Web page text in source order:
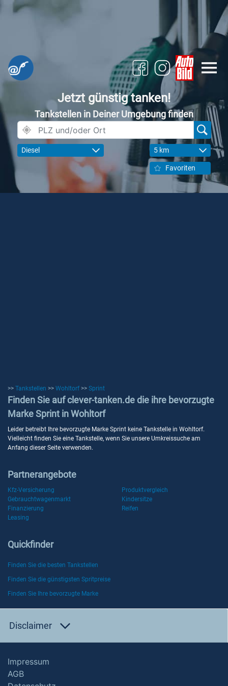
Jetzt günstig tanken!
Tankstellen in Deiner Umgebung finden
Diesel 5 km
Favoriten
>> Tankstellen >> Wohltorf >> Sprint
Finden Sie auf clever-tanken.de die ihre bevorzugte
Marke Sprint in Wohltorf
Leider betreibt Ihre bevorzugte Marke Sprint keine Tankstelle in Wohltorf.
Vielleicht finden Sie eine Tankstelle, wenn Sie unsere Umkreissuche am
Anfang dieser Seite verwenden.
Partnerangebote
Kfz-Versicherung
Produktvergleich
Gebrauchtwagenmarkt
Kindersitze
Finanzierung
Reifen
Leasing
Quickfinder
Finden Sie die besten Tankstellen
Finden Sie die günstigsten Spritpreise
Finden Sie Ihre bevorzugte Marke
Disclaimer
Impressum
AGB